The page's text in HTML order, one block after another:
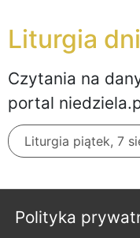
Liturgia
Czytania na
portal
Liturgia piątek, 7
Polityka